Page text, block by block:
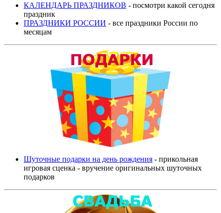
КАЛЕНДАРЬ ПРАЗДНИКОВ - посмотри какой сегодня
праздник
ПРАЗДНИКИ РОССИИ - все праздники России по
месяцам
Шуточные подарки на день рождения - прикольная
игровая сценка - вручение оригинальных шуточных
подарков